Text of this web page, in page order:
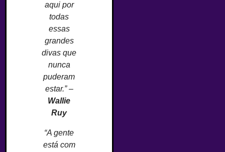
aqui por
todas
essas
grandes
divas que
nunca
puderam
estar.” –
Wallie
Ruy
“A gente
está com